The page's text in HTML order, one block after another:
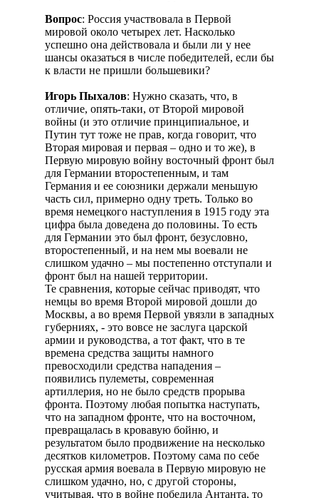
Вопрос: Россия участвовала в Первой
мировой около четырех лет. Насколько
успешно она действовала и были ли у нее
шансы оказаться в числе победителей, если бы
к власти не пришли большевики?
Игорь Пыхалов: Нужно сказать, что, в
отличие, опять-таки, от Второй мировой
войны (и это отличие принципиальное, и
Путин тут тоже не прав, когда говорит, что
Вторая мировая и первая – одно и то же), в
Первую мировую войну восточный фронт был
для Германии второстепенным, и там
Германия и ее союзники держали меньшую
часть сил, примерно одну треть. Только во
время немецкого наступления в 1915 году эта
цифра была доведена до половины. То есть
для Германии это был фронт, безусловно,
второстепенный, и на нем мы воевали не
слишком удачно – мы постепенно отступали и
фронт был на нашей территории.
Те сравнения, которые сейчас приводят, что
немцы во время Второй мировой дошли до
Москвы, а во время Первой увязли в западных
губерниях, - это вовсе не заслуга царской
армии и руководства, а тот факт, что в те
времена средства защиты намного
превосходили средства нападения –
появились пулеметы, современная
артиллерия, но не было средств прорыва
фронта. Поэтому любая попытка наступать,
что на западном фронте, что на восточном,
превращалась в кровавую бойню, и
результатом было продвижение на несколько
десятков километров. Поэтому сама по себе
русская армия воевала в Первую мировую не
слишком удачно, но, с другой стороны,
учитывая, что в войне победила Антанта, то